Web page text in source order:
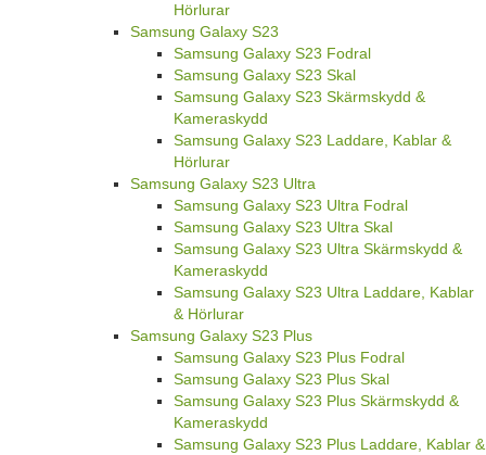
Hörlurar
Samsung Galaxy S23
Samsung Galaxy S23 Fodral
Samsung Galaxy S23 Skal
Samsung Galaxy S23 Skärmskydd &
Kameraskydd
Samsung Galaxy S23 Laddare, Kablar &
Hörlurar
Samsung Galaxy S23 Ultra
Samsung Galaxy S23 Ultra Fodral
Samsung Galaxy S23 Ultra Skal
Samsung Galaxy S23 Ultra Skärmskydd &
Kameraskydd
Samsung Galaxy S23 Ultra Laddare, Kablar
& Hörlurar
Samsung Galaxy S23 Plus
Samsung Galaxy S23 Plus Fodral
Samsung Galaxy S23 Plus Skal
Samsung Galaxy S23 Plus Skärmskydd &
Kameraskydd
Samsung Galaxy S23 Plus Laddare, Kablar &